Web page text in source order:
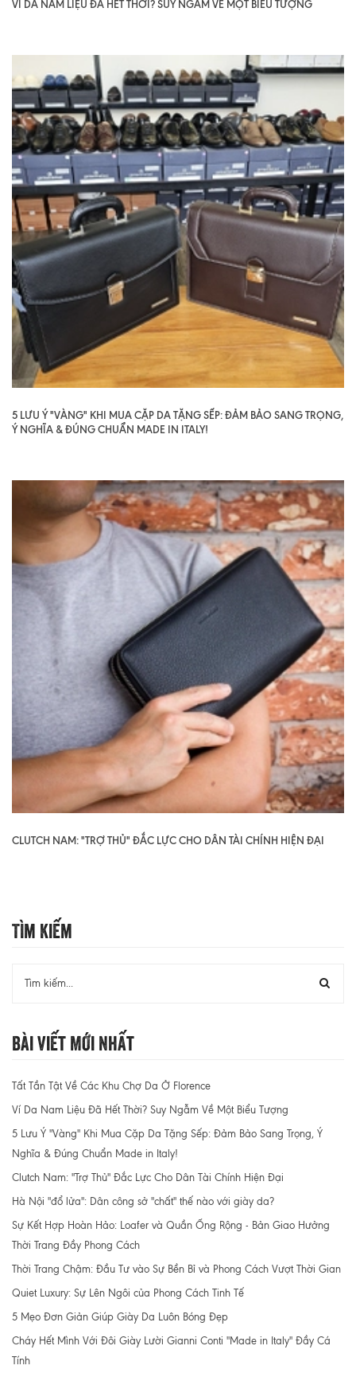
VÍ DA NAM LIỆU ĐÃ HẾT THỜI? SUY NGẪM VỀ MỘT BIỂU TƯỢNG
5 LƯU Ý "VÀNG" KHI MUA CẶP DA TẶNG SẾP: ĐẢM BẢO SANG TRỌNG,
Ý NGHĨA & ĐÚNG CHUẨN MADE IN ITALY!
CLUTCH NAM: "TRỢ THỦ" ĐẮC LỰC CHO DÂN TÀI CHÍNH HIỆN ĐẠI
Tìm Kiếm
Bài Viết Mới Nhất
Tất Tần Tật Về Các Khu Chợ Da Ở Florence
Ví Da Nam Liệu Đã Hết Thời? Suy Ngẫm Về Một Biểu Tượng
5 Lưu Ý "Vàng" Khi Mua Cặp Da Tặng Sếp: Đảm Bảo Sang Trọng, Ý
Nghĩa & Đúng Chuẩn Made in Italy!
Clutch Nam: "Trợ Thủ" Đắc Lực Cho Dân Tài Chính Hiện Đại
Hà Nội "đổ lửa": Dân công sở "chất" thế nào với giày da?
Sự Kết Hợp Hoàn Hảo: Loafer và Quần Ống Rộng - Bản Giao Hưởng
Thời Trang Đầy Phong Cách
Thời Trang Chậm: Đầu Tư vào Sự Bền Bỉ và Phong Cách Vượt Thời Gian
Quiet Luxury: Sự Lên Ngôi của Phong Cách Tinh Tế
5 Mẹo Đơn Giản Giúp Giày Da Luôn Bóng Đẹp
Cháy Hết Mình Với Đôi Giày Lười Gianni Conti "Made in Italy" Đầy Cá
Tính